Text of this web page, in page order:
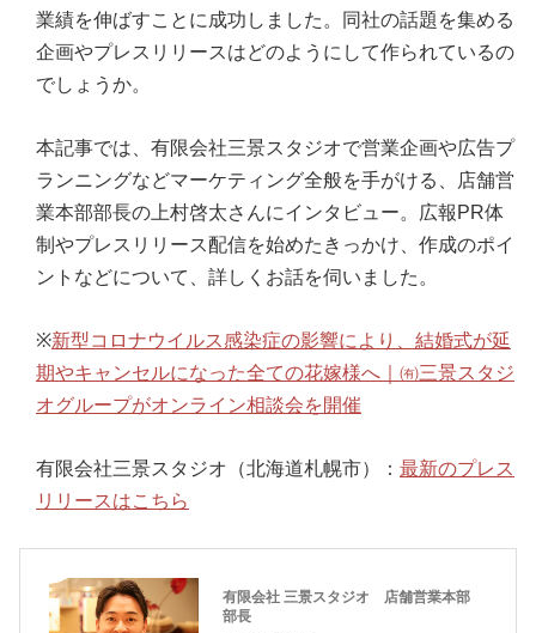
業績を伸ばすことに成功しました。同社の話題を集める
企画やプレスリリースはどのようにして作られているの
でしょうか。
本記事では、有限会社三景スタジオで営業企画や広告プ
ランニングなどマーケティング全般を手がける、店舗営
業本部部長の上村啓太さんにインタビュー。広報PR体
制やプレスリリース配信を始めたきっかけ、作成のポイ
ントなどについて、詳しくお話を伺いました。
※新型コロナウイルス感染症の影響により、結婚式が延
期やキャンセルになった全ての花嫁様へ｜㈲三景スタジ
オグループがオンライン相談会を開催
有限会社三景スタジオ（北海道札幌市）： 最新のプレス
リリースはこちら
有限会社 三景スタジオ 店舗営業本部
部長